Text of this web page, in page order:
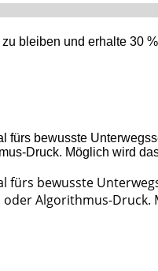
bleiben und erhalte 30
fürs bewusste
Algorithmus-